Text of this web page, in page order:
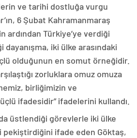
ve tarihi dostluğa vurgu
6 Şubat Kahramanmaraş
ardından Türkiye’ye verdiği
iki ülke arasındaki
olduğunun en somut örneğidir.
zorluklara omuz omuza
birliğimizin ve
ifadesidir” ifadelerini kullandı.
üstlendiği görevlerle iki ülke
pekiştirdiğini ifade eden Göktaş,